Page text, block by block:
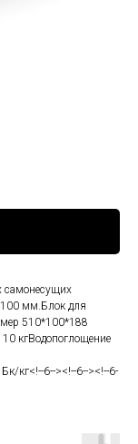
самонесущих
100 мм.Блок для
510*100*188
кгВодопоглощение
кг<!--6--><!--6--><!--6-